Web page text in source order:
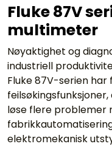
Fluke 87V
multimeter
Nøyaktighet og
industriell
Fluke 87V-serien
løse flere problemer
elektromekanisk